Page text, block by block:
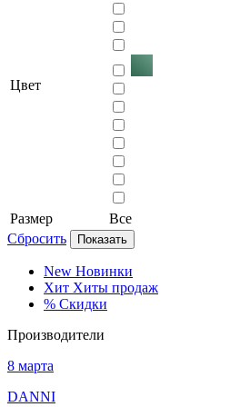
Цвет
Размер
Все
Сбросить
Показать
New Новинки
Хит Хиты продаж
% Скидки
Производители
8 марта
DANNI